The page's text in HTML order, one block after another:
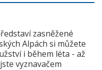
zasněžené
Alpách si můžete
i během léta - až
vyznavačem